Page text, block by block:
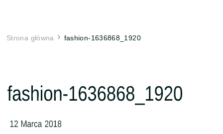
Strona główna fashion-1636868_1920